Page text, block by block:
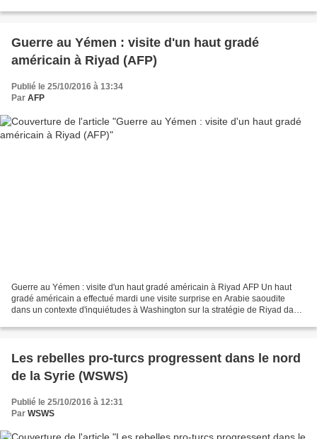
Guerre au Yémen : visite d'un haut gradé
américain à Riyad (AFP)
Publié le 25/10/2016 à 13:34
Par AFP
Guerre au Yémen : visite d'un haut gradé américain à Riyad AFP Un haut
gradé américain a effectué mardi une visite surprise en Arabie saoudite
dans un contexte d'inquiétudes à Washington sur la stratégie de Riyad dans
Les rebelles pro-turcs progressent dans le nord
de la Syrie (WSWS)
Publié le 25/10/2016 à 12:31
Par WSWS